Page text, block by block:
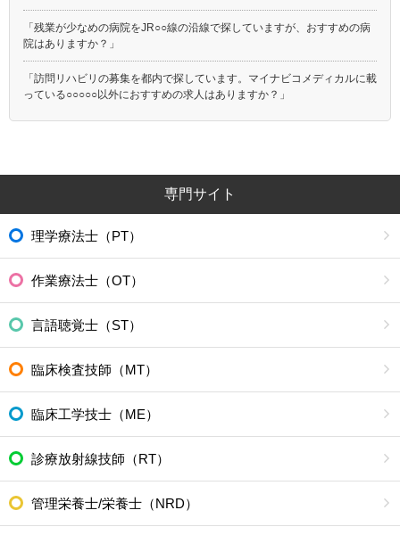
「残業が少なめの病院をJR○○線の沿線で探していますが、おすすめの病
院はありますか？」
「訪問リハビリの募集を都内で探しています。マイナビコメディカルに載
っている○○○○○以外におすすめの求人はありますか？」
専門サイト
理学療法士（PT）
作業療法士（OT）
言語聴覚士（ST）
臨床検査技師（MT）
臨床工学技士（ME）
診療放射線技師（RT）
管理栄養士/栄養士（NRD）